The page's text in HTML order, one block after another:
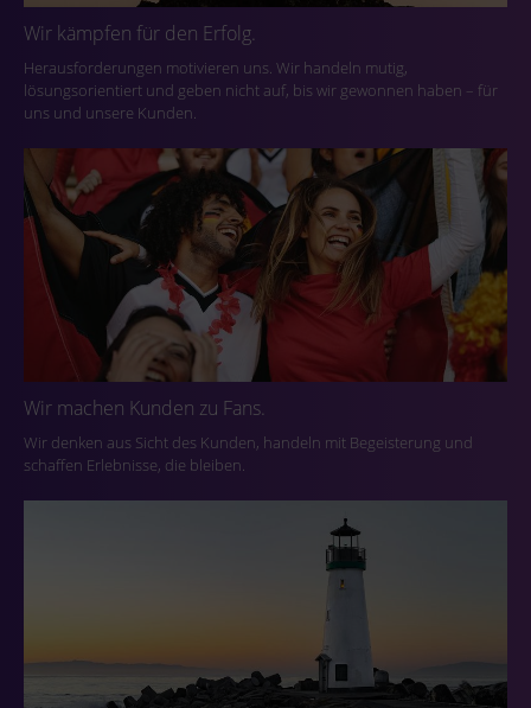
Wir kämpfen für den Erfolg.
Herausforderungen motivieren uns. Wir handeln mutig,
lösungsorientiert und geben nicht auf, bis wir gewonnen haben – für
uns und unsere Kunden.
Wir machen Kunden zu Fans.
Wir denken aus Sicht des Kunden, handeln mit Begeisterung und
schaffen Erlebnisse, die bleiben.